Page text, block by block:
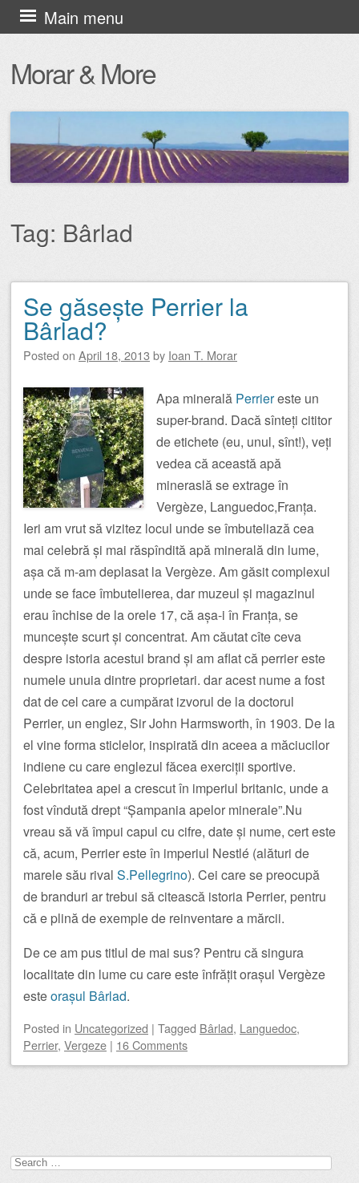
Morar & More
Main menu
Skip
to
content
Tag: Bârlad
Post navigation
Se găsește Perrier la
Bârlad?
Posted on April 18, 2013 by Ioan T. Morar
Apa minerală Perriereste un
super-brand. Dacă sînteți cititor
de etichete (eu, unul, sînt!), veți
vedea că această apă
mineraslă se extrage în
Vergèze, Languedoc,Franța.
Ieri am vrut să vizitez locul unde se îmbuteliază cea
mai celebră și mai răspîndită apă minerală din lume,
așa că m-am deplasat la Vergèze. Am găsit complexul
unde se face îmbutelierea, dar muzeul și magazinul
erau închise de la orele 17, că așa-i în Franța, se
muncește scurt și concentrat. Am căutat cîte ceva
despre istoria acestui brand și am aflat că perrier este
numele unuia dintre proprietari. dar acest nume a fost
dat de cel care a cumpărat izvorul de la doctorul
Perrier, un englez, Sir John Harmsworth, în 1903. De la
el vine forma sticlelor, inspirată din aceea a măciucilor
indiene cu care englezul făcea exerciții sportive.
Celebritatea apei a crescut în imperiul britanic, unde a
fost vîndută drept “Șampania apelor minerale”.Nu
vreau să vă împui capul cu cifre, date și nume, cert este
că, acum, Perrier este în imperiul Nestlé (alături de
marele său rival S.Pellegrino). Cei care se preocupă
de branduri ar trebui să citească istoria Perrier, pentru
că e plină de exemple de reinventare a mărcii.
De ce am pus titlul de mai sus? Pentru că singura
localitate din lume cu care este înfrățit orașul Vergèze
esteorașul Bârlad.
Posted in Uncategorized | Tagged Bârlad, Languedoc,
Perrier, Vergeze | 16 Comments
Search
for: